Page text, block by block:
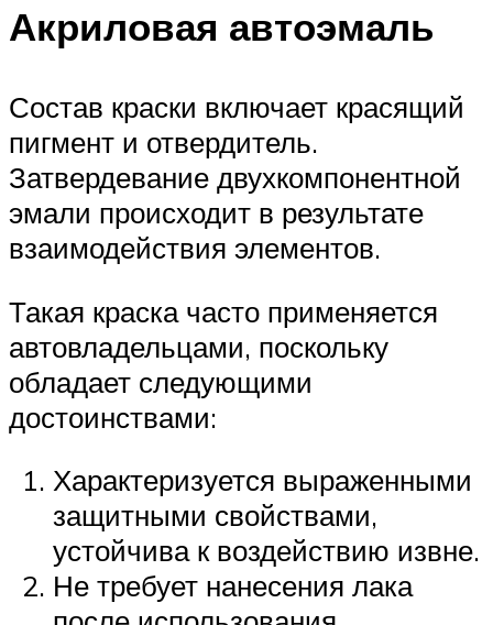
Акриловая автоэмаль
Состав краски включает красящий
пигмент и отвердитель.
Затвердевание двухкомпонентной
эмали происходит в результате
взаимодействия элементов.
Такая краска часто применяется
автовладельцами, поскольку
обладает следующими
достоинствами:
Характеризуется выраженными
защитными свойствами,
устойчива к воздействию извне.
Не требует нанесения лака